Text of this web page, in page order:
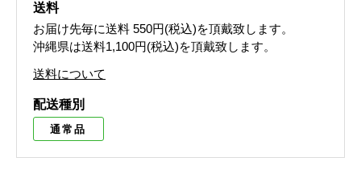
送料
お届け先毎に送料 550円(税込)を頂戴致します。
沖縄県は送料1,100円(税込)を頂戴致します。
送料について
配送種別
通常品